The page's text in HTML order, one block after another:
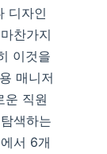
디자인
찬가지
이것을
매니저
운 직원
색하는
서 6개